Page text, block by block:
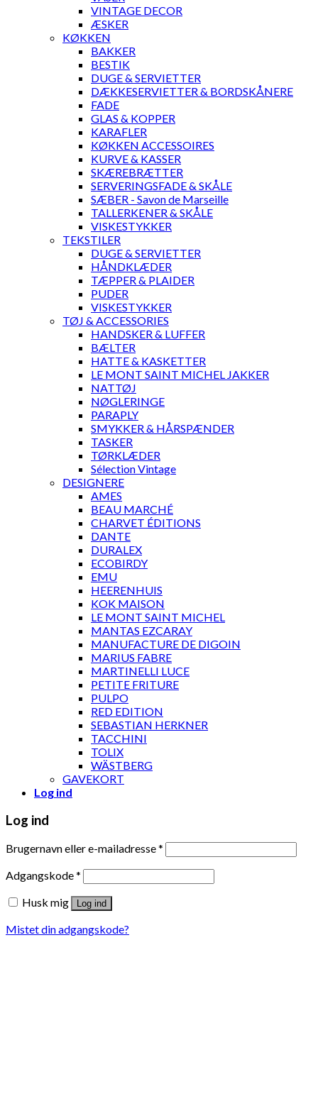
VINTAGE DECOR
ÆSKER
KØKKEN
BAKKER
BESTIK
DUGE & SERVIETTER
DÆKKESERVIETTER & BORDSKÅNERE
FADE
GLAS & KOPPER
KARAFLER
KØKKEN ACCESSOIRES
KURVE & KASSER
SKÆREBRÆTTER
SERVERINGSFADE & SKÅLE
SÆBER - Savon de Marseille
TALLERKENER & SKÅLE
VISKESTYKKER
TEKSTILER
DUGE & SERVIETTER
HÅNDKLÆDER
TÆPPER & PLAIDER
PUDER
VISKESTYKKER
TØJ & ACCESSORIES
HANDSKER & LUFFER
BÆLTER
HATTE & KASKETTER
LE MONT SAINT MICHEL JAKKER
NATTØJ
NØGLERINGE
PARAPLY
SMYKKER & HÅRSPÆNDER
TASKER
TØRKLÆDER
Sélection Vintage
DESIGNERE
AMES
BEAU MARCHÉ
CHARVET ÉDITIONS
DANTE
DURALEX
ECOBIRDY
EMU
HEERENHUIS
KOK MAISON
LE MONT SAINT MICHEL
MANTAS EZCARAY
MANUFACTURE DE DIGOIN
MARIUS FABRE
MARTINELLI LUCE
PETITE FRITURE
PULPO
RED EDITION
SEBASTIAN HERKNER
TACCHINI
TOLIX
WÄSTBERG
GAVEKORT
Log ind
Log ind
Brugernavn eller e-mailadresse*
Adgangskode*
Husk mig
Log ind
Mistet din adgangskode?